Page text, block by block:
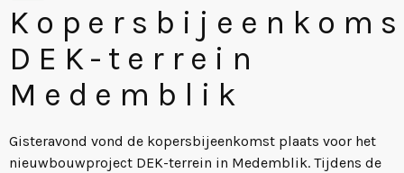
DEK-terrein
Medemblik
Gisteravond vond de kopersbijeenkomst plaats voor het
nieuwbouwproject DEK-terrein in Medemblik. Tijdens de